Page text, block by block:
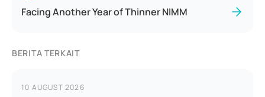
Facing Another Year of Thinner NIMM
BERITA TERKAIT
10 AUGUST 2026